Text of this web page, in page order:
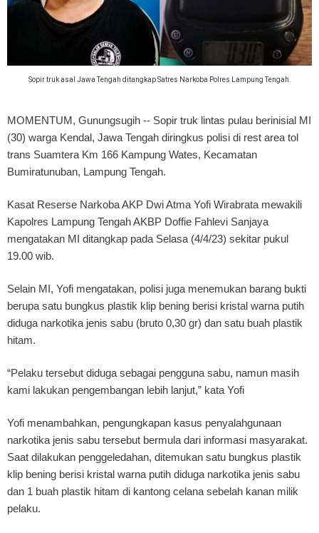
Sopir truk asal Jawa Tengah ditangkap Satres Narkoba Polres Lampung Tengah.
MOMENTUM, Gunungsugih -- Sopir truk lintas pulau berinisial MI
(30) warga Kendal, Jawa Tengah diringkus polisi di rest area tol
trans Suamtera Km 166 Kampung Wates, Kecamatan
Bumiratunuban, Lampung Tengah.
Kasat Reserse Narkoba AKP Dwi Atma Yofi Wirabrata mewakili
Kapolres Lampung Tengah AKBP Doffie Fahlevi Sanjaya
mengatakan MI ditangkap pada Selasa (4/4/23) sekitar pukul
19.00 wib.
Selain MI, Yofi mengatakan, polisi juga menemukan barang bukti
berupa satu bungkus plastik klip bening berisi kristal warna putih
diduga narkotika jenis sabu (bruto 0,30 gr) dan satu buah plastik
hitam.
“Pelaku tersebut diduga sebagai pengguna sabu, namun masih
kami lakukan pengembangan lebih lanjut,” kata Yofi
Yofi menambahkan, pengungkapan kasus penyalahgunaan
narkotika jenis sabu tersebut bermula dari informasi masyarakat.
Saat dilakukan penggeledahan, ditemukan satu bungkus plastik
klip bening berisi kristal warna putih diduga narkotika jenis sabu
dan 1 buah plastik hitam di kantong celana sebelah kanan milik
pelaku.